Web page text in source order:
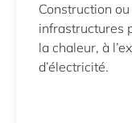
Construction
infrastructures
la chaleur, à
d’électricité.